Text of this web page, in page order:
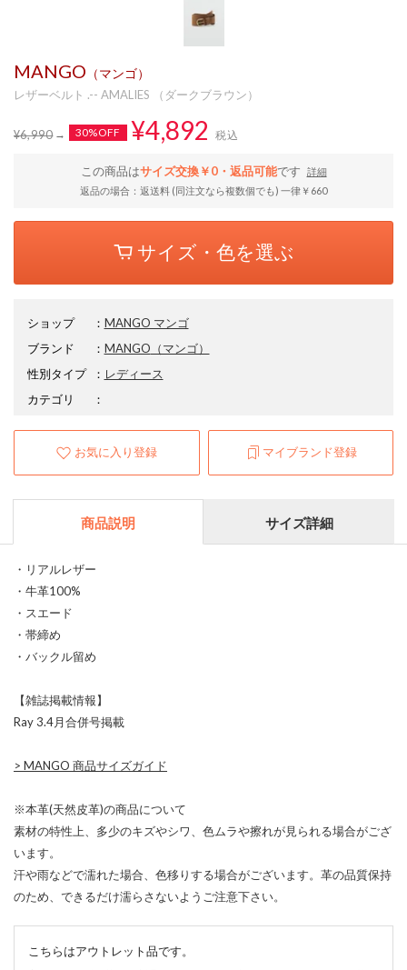
MANGO （マンゴ）
レザーベルト .-- AMALIES （ダークブラウン）
¥6,990 30%OFF ¥4,892 税込
この商品はサイズ交換￥0・返品可能です
詳細
返品の場合：返送料 (同注文なら複数個でも) 一律￥660
サイズ・色を選ぶ
ショップ ： MANGO マンゴ
ブランド
： MANGO （マンゴ）
性別タイプ
： レディース
カテゴリ
：
お気に入り登録 マイブランド登録
商品説明 サイズ詳細
・リアルレザー
・牛革100%
・スエード
・帯締め
・バックル留め
【雑誌掲載情報】
Ray 3.4月合併号掲載
> MANGO 商品サイズガイド
※本革(天然皮革)の商品について
素材の特性上、多少のキズやシワ、色ムラや擦れが見られる場合がござ
います。
汗や雨などで濡れた場合、色移りする場合がございます。革の品質保持
のため、できるだけ濡らさないようご注意下さい。
こちらはアウトレット品です。